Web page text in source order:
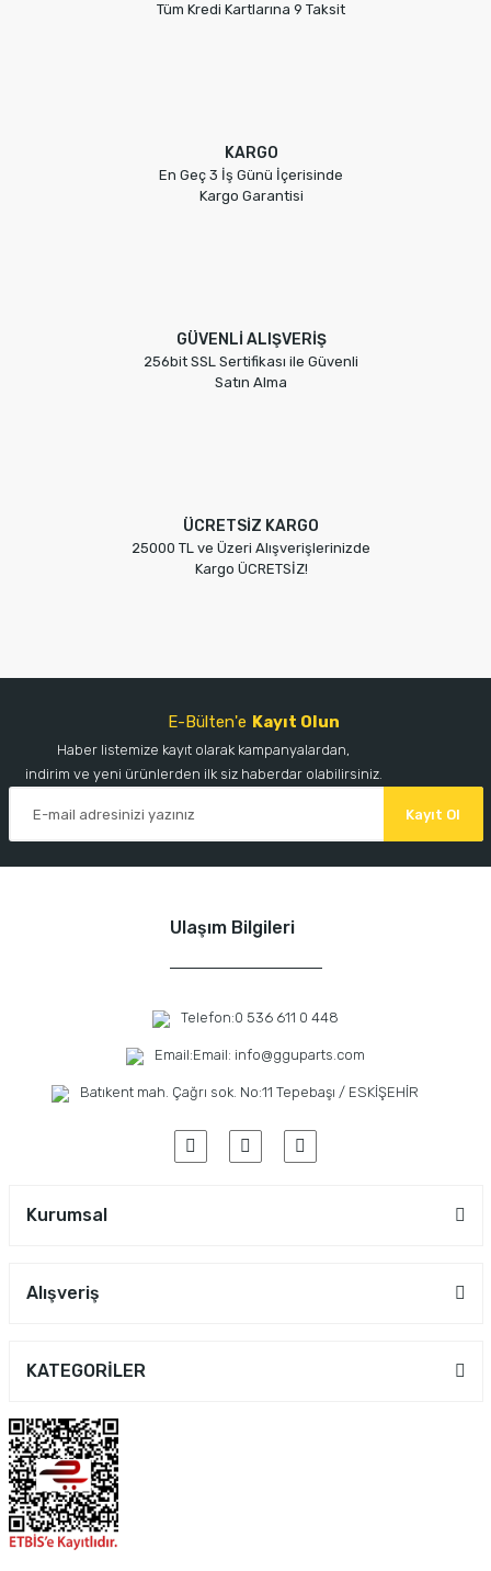
Tüm Kredi Kartlarına 9 Taksit
KARGO
En Geç 3 İş Günü İçerisinde
Kargo Garantisi
GÜVENLİ ALIŞVERİŞ
256bit SSL Sertifikası ile Güvenli
Satın Alma
ÜCRETSİZ KARGO
25000 TL ve Üzeri Alışverişlerinizde
Kargo ÜCRETSİZ!
E-Bülten'e Kayıt Olun
Haber listemize kayıt olarak kampanyalardan,
indirim ve yeni ürünlerden ilk siz haberdar olabilirsiniz.
Kayıt Ol
Ulaşım Bilgileri
Telefon:0 536 611 0 448
Email:Email: info@gguparts.com
Batıkent mah. Çağrı sok. No:11 Tepebaşı / ESKİŞEHİR
Kurumsal
Alışveriş
KATEGORİLER